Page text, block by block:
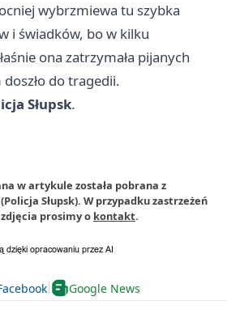
wybrzmiewa tu szybka
i świadków, bo w kilku
ona zatrzymała pijanych
do tragedii.
Słupsk.
w artykule została pobrana z
Słupsk). W przypadku zastrzeżeń
prosimy o kontakt.
Google News